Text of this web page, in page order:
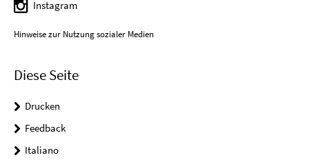
Instagram
Hinweise zur Nutzung sozialer Medien
Diese Seite
Drucken
Feedback
Italiano